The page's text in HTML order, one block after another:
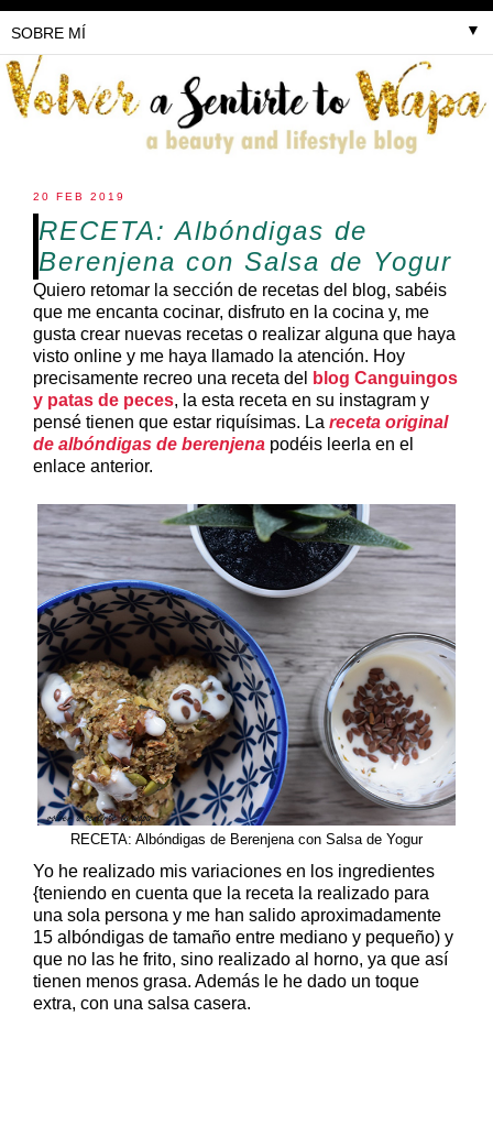
▼
20 FEB 2019
RECETA: Albóndigas de
Berenjena con Salsa de Yogur
Quiero retomar la sección de recetas del blog, sabéis
que me encanta cocinar, disfruto en la cocina y, me
gusta crear nuevas recetas o realizar alguna que haya
visto online y me haya llamado la atención. Hoy
precisamente recreo una receta del
blog Canguingos
y patas de peces, la esta receta en su instagram y
pensé tienen que estar riquísimas. La receta original
de albóndigas de berenjena podéis leerla en el
enlace anterior.
RECETA: Albóndigas de Berenjena con Salsa de Yogur
Yo he realizado mis variaciones en los ingredientes
{teniendo en cuenta que la receta la realizado para
una sola persona y me han salido aproximadamente
15 albóndigas de tamaño entre mediano y pequeño) y
que no las he frito, sino realizado al horno, ya que así
tienen menos grasa. Además le he dado un toque
extra, con una salsa casera.